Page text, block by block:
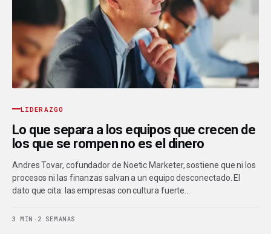
LIDERAZGO
Lo que separa a los equipos que crecen de
los que se rompen no es el dinero
Andres Tovar, cofundador de Noetic Marketer, sostiene que ni los
procesos ni las finanzas salvan a un equipo desconectado. El
dato que cita: las empresas con cultura fuerte…
3 MIN · 2 SEMANAS